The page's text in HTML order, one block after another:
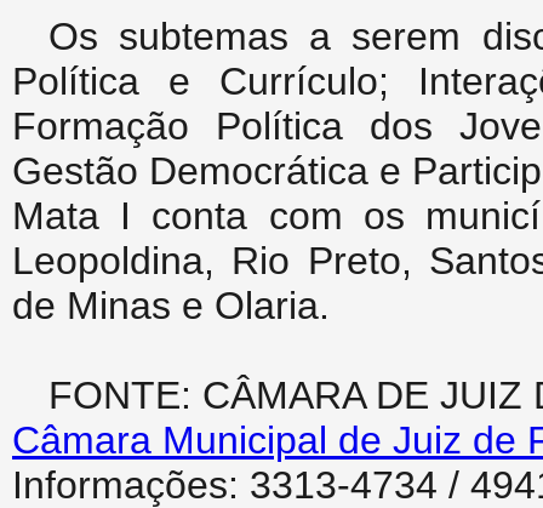
Os subtemas a serem
Política e Currículo;
Formação Política dos
Gestão Democrática e
Mata I conta com os
Leopoldina, Rio Preto,
de Minas e Olaria.
FONTE: CÂMARA DE
Câmara Municipal de Juiz de
Informações: 3313-4734 /